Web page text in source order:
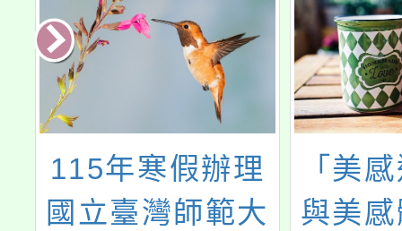
115年寒假辦理
國立臺灣師範大
「美
與美